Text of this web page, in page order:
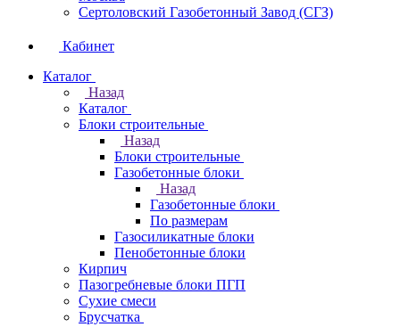
Сертоловский Газобетонный Завод (СГЗ)
Кабинет
Каталог
Назад
Каталог
Блоки строительные
Назад
Блоки строительные
Газобетонные блоки
Назад
Газобетонные блоки
По размерам
Газосиликатные блоки
Пенобетонные блоки
Кирпич
Пазогребневые блоки ПГП
Сухие смеси
Брусчатка